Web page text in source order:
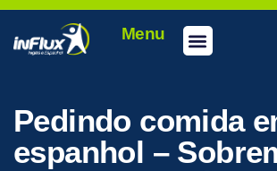
Menu
Pedindo comida
espanhol –